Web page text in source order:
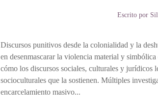
Escrito por
Discursos punitivos desde la colonialidad y la
en desenmascarar la violencia material y
cómo los discursos sociales, culturales y jurídicos
socioculturales que la sostienen. Múltiples
encarcelamiento masivo...